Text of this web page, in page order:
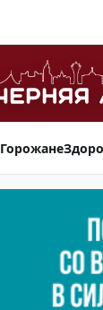
Горожане